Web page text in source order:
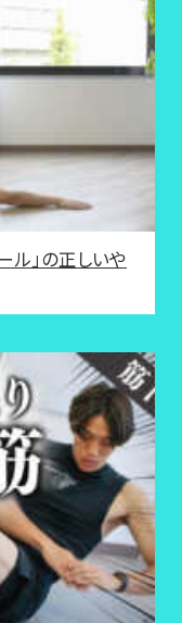
ル」の正しいや